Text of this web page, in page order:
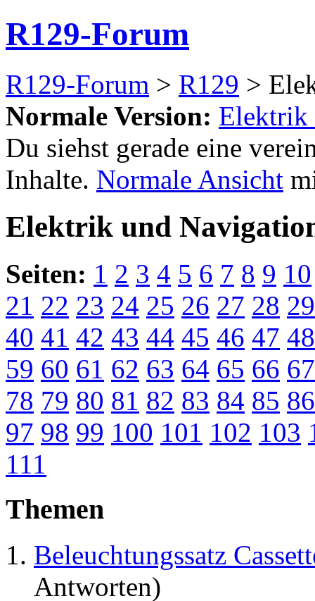
R129-Forum
R129-Forum > R129 >
Normale Version: Elektrik
Du siehst gerade eine
Inhalte. Normale Ansicht
Elektrik und
Seiten: 1 2 3 4 5 6 7 8 9 10
21 22 23 24 25 26 27 28 29
40 41 42 43 44 45 46 47 48
59 60 61 62 63 64 65 66 67
78 79 80 81 82 83 84 85 86
97 98 99 100 101 102 103
111
Themen
Beleuchtungssatz
Antworten)